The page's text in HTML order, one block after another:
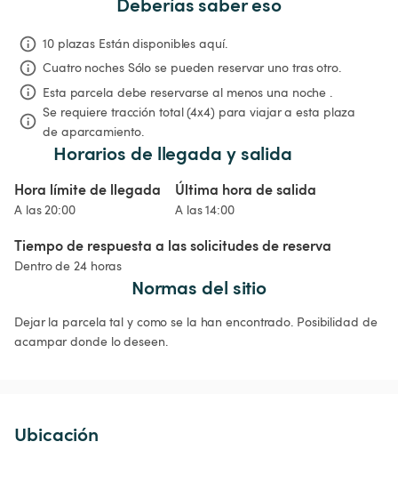
10 plazas Están disponibles aquí.
Cuatro noches Sólo se pueden reservar uno tras otro.
Esta parcela debe reservarse al menos una noche .
Se requiere tracción total (4x4) para viajar a esta plaza
de aparcamiento.
Horarios de llegada y salida
Hora límite de llegada
A las 20:00
Última hora de salida
A las 14:00
Tiempo de respuesta a las solicitudes de reserva
Dentro de 24 horas
Normas del sitio
Dejar la parcela tal y como se la han encontrado. Posibilidad de
acampar donde lo deseen.
Ubicación